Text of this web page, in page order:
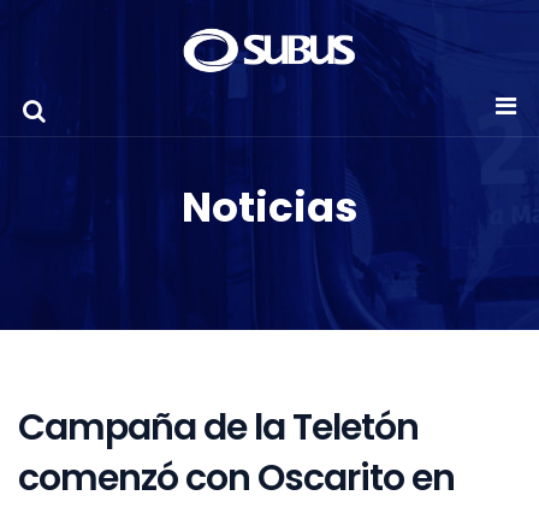
Noticias
Campaña de la Teletón
comenzó con Oscarito en